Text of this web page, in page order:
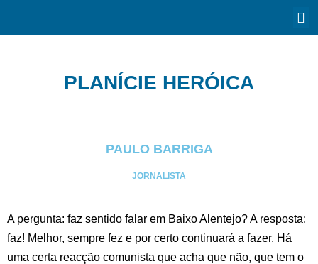
PLANÍCIE HERÓICA
PAULO BARRIGA
JORNALISTA
A pergunta: faz sentido falar em Baixo Alentejo? A resposta:
faz! Melhor, sempre fez e por certo continuará a fazer. Há
uma certa reacção comunista que acha que não, que tem o